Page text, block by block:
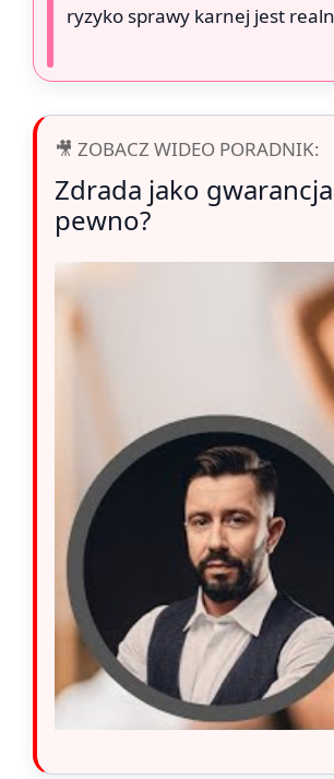
ryzyko sprawy karnej jest
🎥 ZOBACZ WIDEO PORADNIK:
Zdrada jako
pewno?